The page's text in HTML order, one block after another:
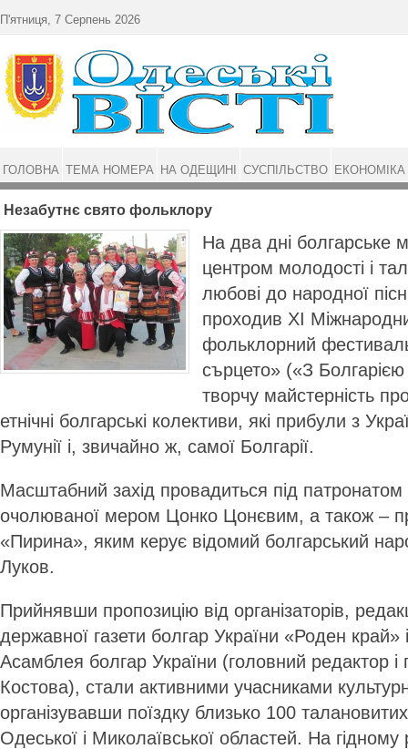
Незабутнє свято фольклору
На два дні болгарське
центром молодості і
любові до народної
проходив XI
фольклорний
сърцето» («З
творчу майстерність
етнічні болгарські колективи, які прибули з
Румунії і, звичайно ж, самої Болгарії.
Масштабний захід провадиться під
очолюваної мером Цонко Цонєвим, а також –
«Пирина», яким керує відомий болгарський
Луков.
Прийнявши пропозицію від організаторів,
державної газети болгар України «Роден край»
Асамблея болгар України (головний редактор
Костова), стали активними учасниками
організувавши поїздку близько 100
Одеської і Миколаївської областей. На гідному
П'ятниця, 7 Серпень 2026
ГОЛОВНА ТЕМА НОМЕРА НА ОДЕЩИНІ СУСПІЛЬСТВО ЕКОНОМІКА